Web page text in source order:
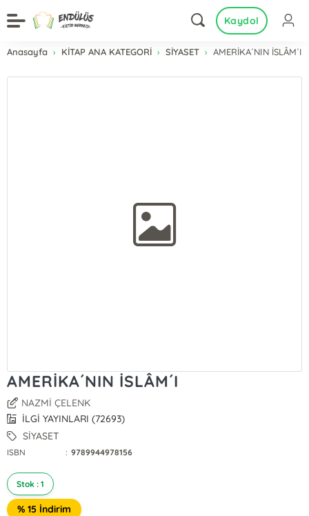
Kaydol
Anasayfa KİTAP ANA KATEGORİ SİYASET AMERİKA´NIN İSLÂM´I
AMERİKA´NIN İSLÂM´I
NAZMİ ÇELENK
İLGİ YAYINLARI (72693)
SİYASET
ISBN : 9789944978156
Stok : 1
% 15 İndirim